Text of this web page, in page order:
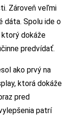
Zároveň veľmi
dáta. Spolu ide o
dokáže
predvídať.
ako prvý na
ktorá dokáže
pred
patrí